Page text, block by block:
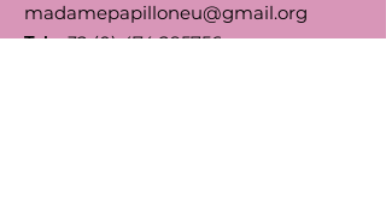
madamepapilloneu@gmail.org
Tel:+32 (0) 474 295756